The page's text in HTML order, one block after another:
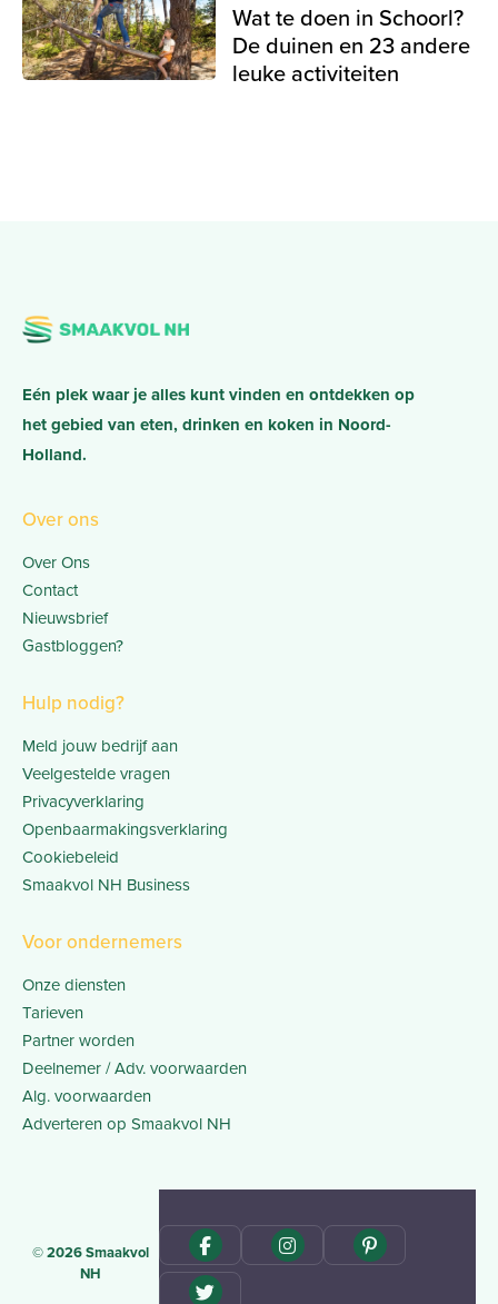
Wat te doen in Schoorl?
De duinen en 23 andere
leuke activiteiten
Eén plek waar je alles kunt vinden en ontdekken op
het gebied van eten, drinken en koken in Noord-
Holland.
Over ons
Over Ons
Contact
Nieuwsbrief
Gastbloggen?
Hulp nodig?
Meld jouw bedrijf aan
Veelgestelde vragen
Privacyverklaring
Openbaarmakingsverklaring
Cookiebeleid
Smaakvol NH Business
Voor ondernemers
Onze diensten
Tarieven
Partner worden
Deelnemer / Adv. voorwaarden
Alg. voorwaarden
Adverteren op Smaakvol NH
© 2026 Smaakvol
NH